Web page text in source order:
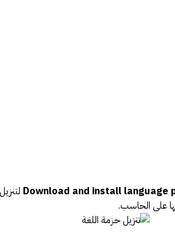
Download and install language لتنزيل
على الحاسب.